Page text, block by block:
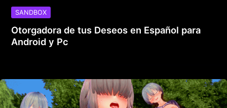
SANDBOX
Otorgadora de tus Deseos en Español para
Android y Pc